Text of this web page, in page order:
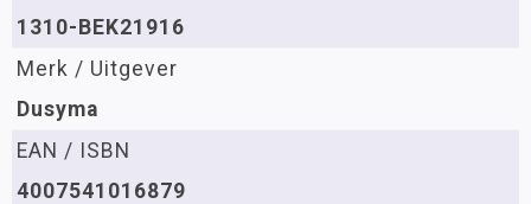
1310-BEK21916
Merk / Uitgever
Dusyma
EAN / ISBN
4007541016879